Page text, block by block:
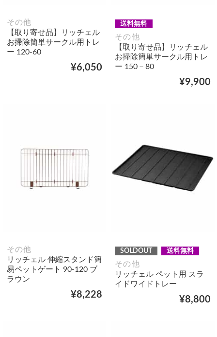
その他
【取り寄せ品】リッチェル
お掃除簡単サークル用トレ
ー 120-60
¥6,050
送料無料
その他
【取り寄せ品】リッチェル
お掃除簡単サークル用トレ
ー 150－80
¥9,900
その他
リッチェル 伸縮スタンド簡
易ペットゲート 90-120 ブ
ラウン
¥8,228
SOLDOUT 送料無料
その他
リッチェル ペット用 スラ
イドワイドトレー
¥8,800